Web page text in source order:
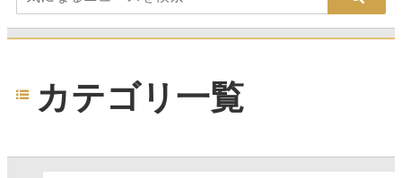
カテゴリ一覧